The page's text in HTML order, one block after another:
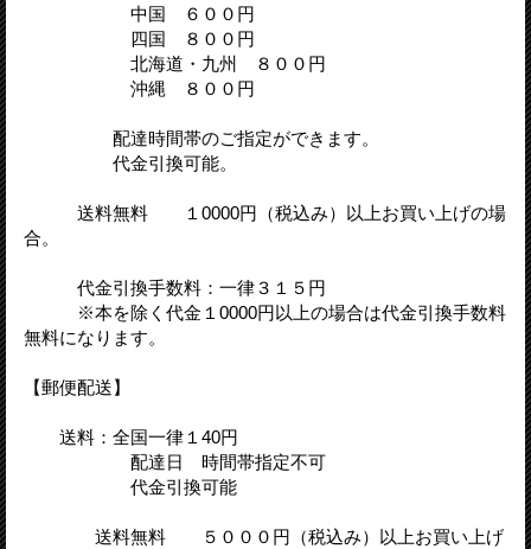
中国 ６００円
四国 ８００円
北海道・九州 ８００円
沖縄 ８００円
配達時間帯のご指定ができます。
代金引換可能。
送料無料 １0000円（税込み）以上お買い上げの場
合。
代金引換手数料：一律３１５円
※本を除く代金１0000円以上の場合は代金引換手数料
無料になります。
【郵便配送】
送料：全国一律１40円
配達日 時間帯指定不可
代金引換可能
送料無料 ５０００円（税込み）以上お買い上げ